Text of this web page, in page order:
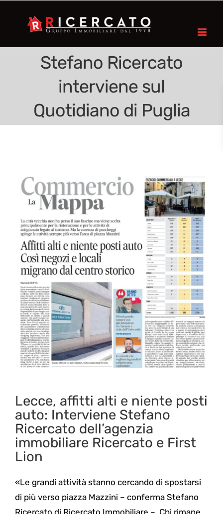
Stefano Ricercato
interviene sul
Quotidiano di Puglia
Lecce, affitti alti e niente posti
auto: Interviene Stefano
Ricercato dell’agenzia
immobiliare Ricercato e First
Lion
«Le grandi attività stanno cercando di spostarsi
di più verso piazza Mazzini – conferma Stefano